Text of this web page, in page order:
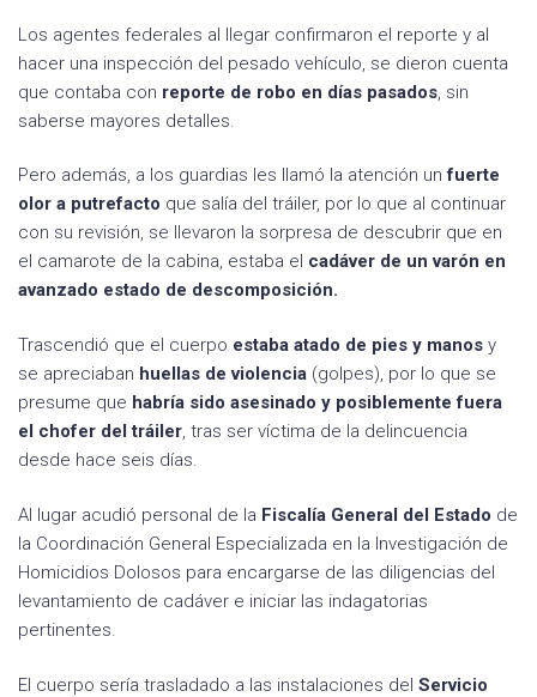
Los agentes federales al llegar confirmaron el reporte y al
hacer una inspección del pesado vehículo, se dieron cuenta
que contaba con reporte de robo en días pasados , sin
saberse mayores detalles.
Pero además, a los guardias les llamó la atención unfuerte
olor a putrefacto que salía del tráiler, por lo que al continuar
con su revisión, se llevaron la sorpresa de descubrir que en
el camarote de la cabina, estaba el cadáver de un varón en
avanzado estado de descomposición.
Trascendió que el cuerpo estaba atado de pies y manos y
se apreciaban huellas de violencia (golpes), por lo que se
presume que habría sido asesinado y posiblemente fuera
el chofer del tráiler, tras ser víctima de la delincuencia
desde hace seis días.
Al lugar acudió personal de la Fiscalía General del Estado de
la Coordinación General Especializada en la Investigación de
Homicidios Dolosos para encargarse de las diligencias del
levantamiento de cadáver e iniciar las indagatorias
pertinentes.
El cuerpo sería trasladado a las instalaciones del Servicio